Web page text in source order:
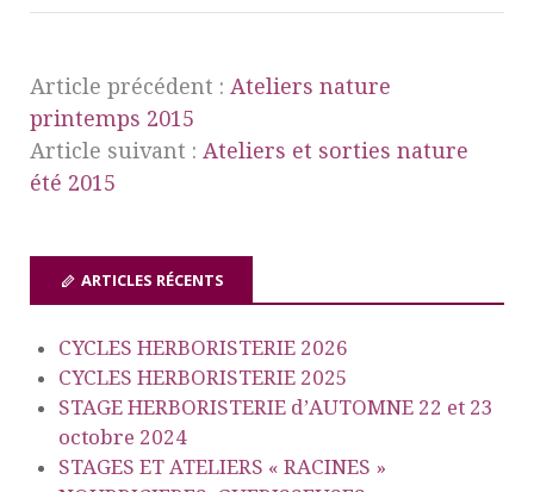
Article précédent : Ateliers nature
printemps 2015
Article suivant : Ateliers et sorties nature
été 2015
ARTICLES RÉCENTS
CYCLES HERBORISTERIE 2026
CYCLES HERBORISTERIE 2025
STAGE HERBORISTERIE d’AUTOMNE 22 et 23
octobre 2024
STAGES ET ATELIERS « RACINES »